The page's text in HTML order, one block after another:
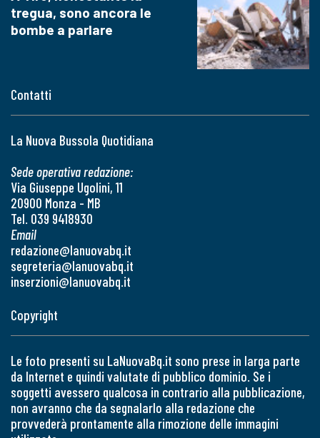
Contatti
La Nuova Bussola Quotidiana
Sede operativa redazione:
Via Giuseppe Ugolini, 11
20900 Monza - MB
Tel. 039 9418930
Email
redazione@lanuovabq.it
segreteria@lanuovabq.it
inserzioni@lanuovabq.it
tregua, sono ancora le
bombe a parlare
Copyright
Le foto presenti su LaNuovaBq.it sono prese in larga parte
da Internet e quindi valutate di pubblico dominio. Se i
soggetti avessero qualcosa in contrario alla pubblicazione,
non avranno che da segnalarlo alla redazione che
provvederà prontamente alla rimozione delle immagini